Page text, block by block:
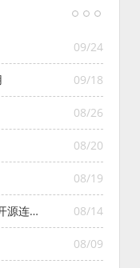
09/24
09/18
08/26
08/20
08/19
08/14
源连接
08/09